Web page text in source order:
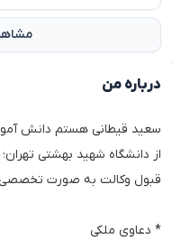
درباره من
سعید قیطانی هستم دانش
از دانشگاه شهید بهشتی تهران؛
قبول وکالت به صورت تخصصی
* دعاوی ملکی